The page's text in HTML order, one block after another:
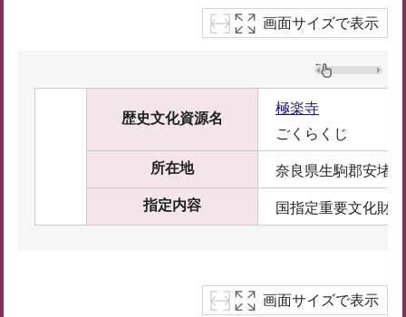
画面サイズで表示
歴史文化資源名
極楽寺
ごくらくじ
所在地 奈良県生駒郡安堵
指定内容 国指定重要文化財
画面サイズで表示